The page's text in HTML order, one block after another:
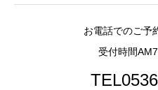
お電話でのご予
受付時間